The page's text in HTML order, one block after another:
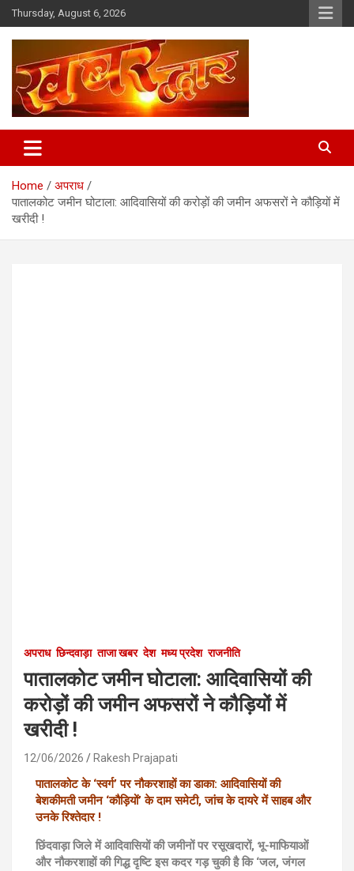
Skip
to
content
Thursday, August 6, 2026
Khabar Dwar
Home
अपराध
पातालकोट जमीन घोटाला: आदिवासियों की करोड़ों की जमीन अफसरों ने कौड़ियों में
खरीदी !
अपराध छिन्दवाड़ा ताजा खबर देश मध्य प्रदेश राजनीति
पातालकोट जमीन घोटाला: आदिवासियों की
करोड़ों की जमीन अफसरों ने कौड़ियों में
खरीदी !
12/06/2026 Rakesh Prajapati
पातालकोट के ‘स्वर्ग’ पर नौकरशाहों का डाका: आदिवासियों की
बेशकीमती जमीन ‘कौड़ियों’ के दाम समेटी, जांच के दायरे में साहब और
उनके रिश्तेदार !
छिंदवाड़ा जिले में आदिवासियों की जमीनों पर रसूखदारों, भू-माफियाओं
और नौकरशाहों की गिद्ध दृष्टि इस कदर गड़ चुकी है कि ‘जल, जंगल